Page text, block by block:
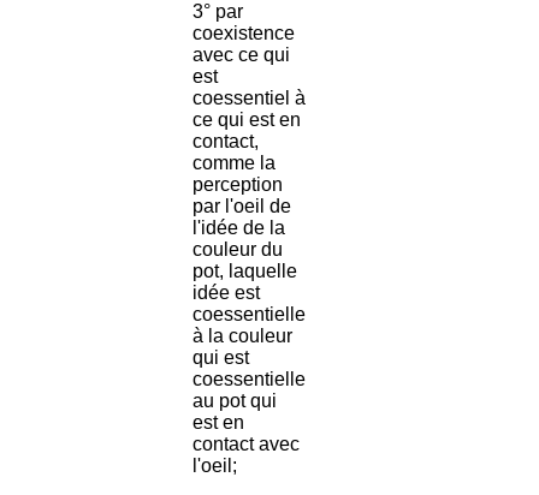
3° par
coexistence
avec ce qui
est
coessentiel à
ce qui est en
contact,
comme la
perception
par l'oeil de
l'idée de la
couleur du
pot, laquelle
idée est
coessentielle
à la couleur
qui est
coessentielle
au pot qui
est en
contact avec
l'oeil;